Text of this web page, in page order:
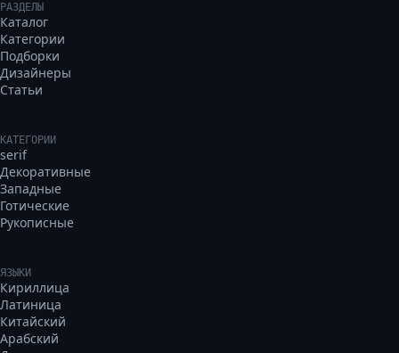
РАЗДЕЛЫ
Каталог
Категории
Подборки
Дизайнеры
Статьи
КАТЕГОРИИ
serif
Декоративные
Западные
Готические
Рукописные
ЯЗЫКИ
Кириллица
Латиница
Китайский
Арабский